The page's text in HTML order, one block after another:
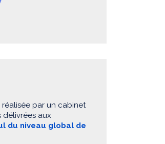
par un cabinet
aux
du niveau global de